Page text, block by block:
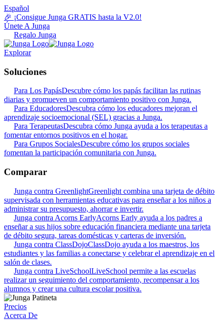
Español
🎉 ¡Consigue Junga GRATIS hasta la V2.0!
Únete A Junga
Regalo Junga
Explorar
Soluciones
Para Los PapásDescubre cómo los papás facilitan las rutinas
diarias y promueven un comportamiento positivo con Junga.
Para EducadoresDescubra cómo los educadores mejoran el
aprendizaje socioemocional (SEL) gracias a Junga.
Para TerapeutasDescubra cómo Junga ayuda a los terapeutas a
fomentar entornos positivos en el hogar.
Para Grupos SocialesDescubre cómo los grupos sociales
fomentan la participación comunitaria con Junga.
Comparar
Junga contra GreenlightGreenlight combina una tarjeta de débito
supervisada con herramientas educativas para enseñar a los niños a
administrar su presupuesto, ahorrar e invertir.
Junga contra Acorns EarlyAcorns Early ayuda a los padres a
enseñar a sus hijos sobre educación financiera mediante una tarjeta
de débito segura, tareas domésticas y carteras de inversión.
Junga contra ClassDojoClassDojo ayuda a los maestros, los
estudiantes y las familias a conectarse y celebrar el aprendizaje en el
salón de clases.
Junga contra LiveSchoolLiveSchool permite a las escuelas
realizar un seguimiento del comportamiento, recompensar a los
alumnos y crear una cultura escolar positiva.
Precios
Acerca De